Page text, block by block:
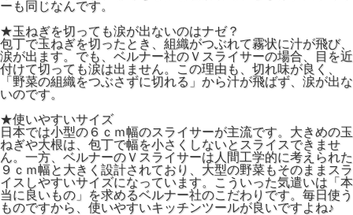
ーも同じなんです。
★玉ねぎを切っても涙が出ないのはナゼ？
包丁で玉ねぎを切ったとき、組織がつぶれて霧状に汁が飛び、
涙が出ます。でも、ベルナー社のＶスライサーの場合、目を近
付けて切っても涙は出ません。この理由も、切れ味が良く、
「野菜の組織をつぶさずに切れる」から汁が飛ばず、涙が出な
いのです。
★使いやすいサイズ
日本では小型の６ｃｍ幅のスライサーが主流です。大きめの玉
ねぎや大根は、包丁で幅を小さくしないとスライスできませ
ん。一方、ベルナーのＶスライサーは人間工学的に考えられた
９ｃｍ幅と大きく設計されており、大型の野菜もそのままスラ
イスしやすいサイズになっています。こういった気遣いは「本
当に良いもの」を求めるベルナー社のこだわりです。毎日使う
ものですから、使いやすいキッチンツールが良いですよね♪